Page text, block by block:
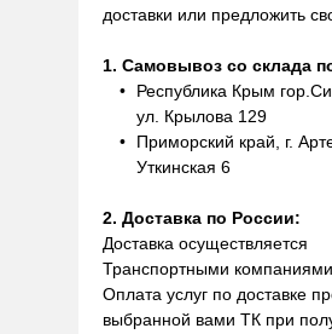
доставки или предложить
1. Самовывоз со склада
Республика Крым
ул. Крылова 129
Приморский край, г.
Уткинская 6
2. Доставка по России:
Доставка осуществляется
Транспортными компаниями.
Оплата услуг по доставке
выбранной вами ТК при